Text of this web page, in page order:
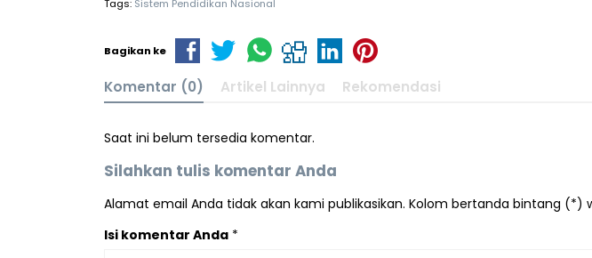
Tags: Sistem Pendidikan Nasional
Bagikan ke
Komentar (0) Artikel Lainnya Rekomendasi
Saat ini belum tersedia komentar.
Silahkan tulis komentar Anda
Alamat email Anda tidak akan kami publikasikan. Kolom bertanda bintang (*)
Isi komentar Anda *